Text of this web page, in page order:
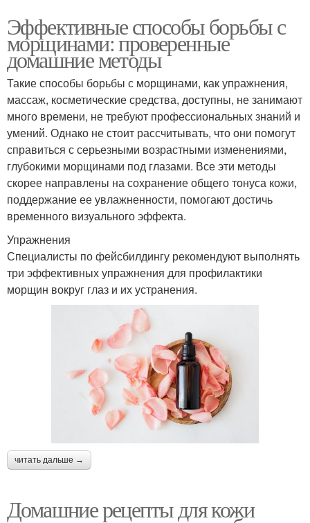
Эффективные способы борьбы с
морщинами: проверенные
домашние методы
Такие способы борьбы с морщинами, как упражнения,
массаж, косметические средства, доступны, не занимают
много времени, не требуют профессиональных знаний и
умений. Однако не стоит рассчитывать, что они помогут
справиться с серьезными возрастными изменениями,
глубокими морщинами под глазами. Все эти методы
скорее направлены на сохранение общего тонуса кожи,
поддержание ее увлажненности, помогают достичь
временного визуального эффекта.
Упражнения
Специалисты по фейсбилдингу рекомендуют выполнять
три эффективных упражнения для профилактики
морщин вокруг глаз и их устранения.
читать дальше →
Домашние рецепты для кожи